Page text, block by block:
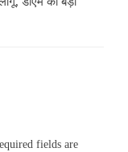
fields are